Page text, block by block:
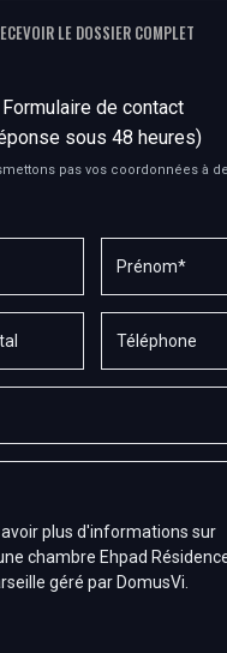
LE DOSSIER COMPLET
Formulaire de contact
sous 48 heures)
pas vos coordonnées à